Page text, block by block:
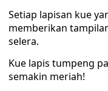
Setiap lapisan kue
memberikan
selera.
Kue lapis tumpeng
semakin meriah!